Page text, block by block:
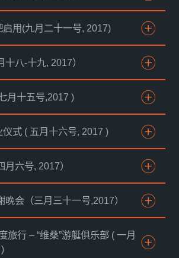
用(九月二十一号, 2017)
八-十九, 2017）
月十五号,2017 )
式 ( 五月十六号, 2017 )
六号, 2017）
晚会（三月三十一号,2017）
旅行 – “维桑”游艇俱乐部 ( 一月